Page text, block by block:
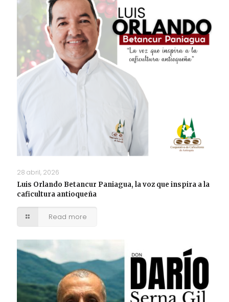
28 abril, 2026
Luis Orlando Betancur Paniagua, la voz que inspira a la
caficultura antioqueña
Read more